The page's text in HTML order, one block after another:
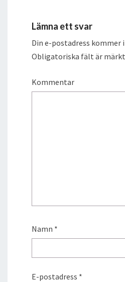
Lämna ett svar
Din e-postadress kommer
Obligatoriska fält är
Kommentar
Namn *
E-postadress *